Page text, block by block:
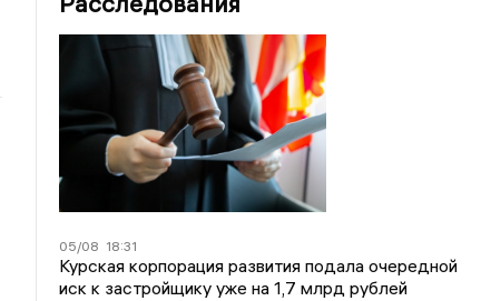
05/08 18:31
Курская корпорация развития подала очередной
иск к застройщику уже на 1,7 млрд рублей